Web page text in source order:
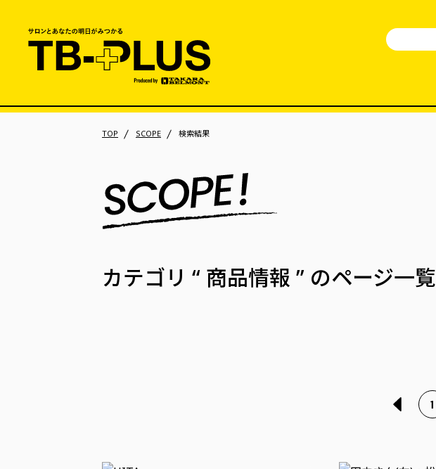
TOP SCOPE 検索結果
カテゴリ “ 商品情報 ” のページ一覧
1